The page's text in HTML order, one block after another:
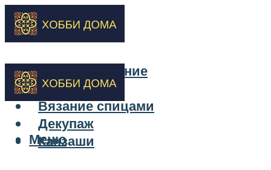
Бисероплетение
Вышивка
Вязание спицами
Декупаж
Канзаши
Меню